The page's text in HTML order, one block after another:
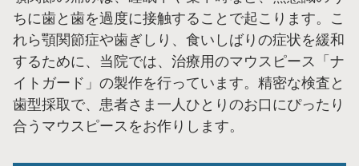
ちに歯と歯を過度に接触することで起こります。こ
れら顎関節症や歯ぎしり、食いしばりの症状を緩和
するために、当院では、治療用のマウスピース「ナ
イトガード」の製作を行っています。精密な検査と
歯型採取で、患者さま一人ひとりのお口にぴったり
合うマウスピースをお作りします。